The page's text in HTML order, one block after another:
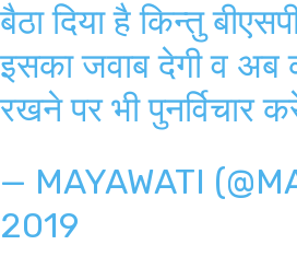
बैठा दिया है किन्तु
इसका जवाब देगी व अब
रखने पर भी पुनर्विचार
— MAYAWATI
2019